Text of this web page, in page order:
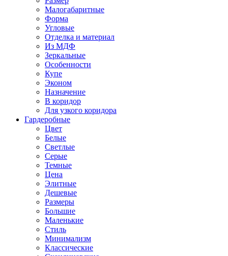
Малогабаритные
Форма
Угловые
Отделка и материал
Из МДФ
Зеркальные
Особенности
Купе
Эконом
Назначение
В коридор
Для узкого коридора
Гардеробные
Цвет
Белые
Светлые
Серые
Темные
Цена
Элитные
Дешевые
Размеры
Большие
Маленькие
Стиль
Минимализм
Классические